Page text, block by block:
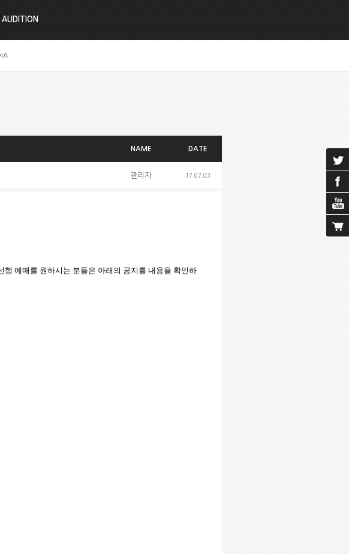
AUDITION
NAME DATE
관리자 17.07.03
행 예매를 원하시는 분들은 아래의 공지를 내용을 확인하